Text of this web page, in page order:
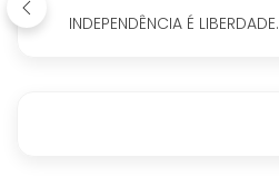
INDEPENDÊNCIA É LIBERDADE.